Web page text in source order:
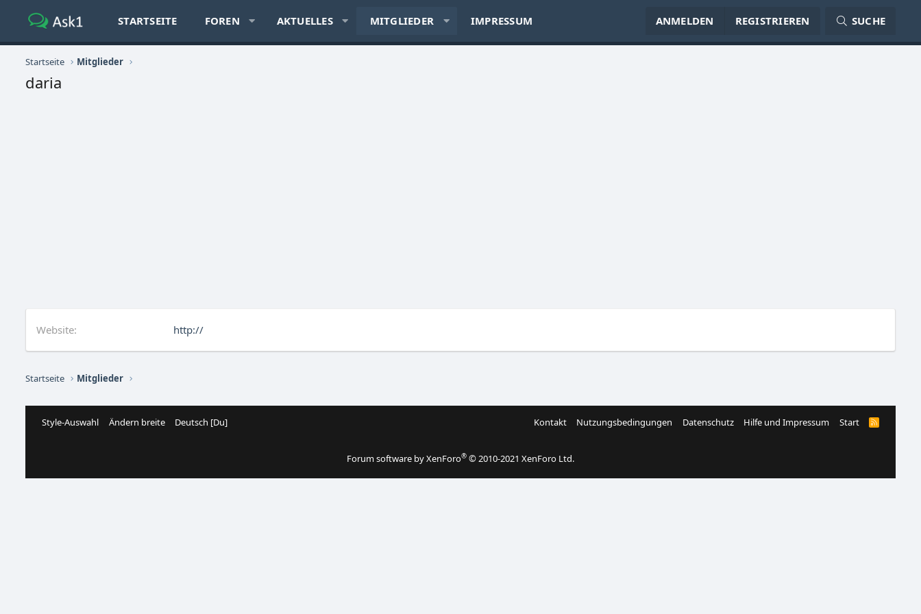
STARTSEITE FOREN AKTUELLES MITGLIEDER IMPRESSUM ANMELDEN REGISTRIEREN SUCHE
Startseite Mitglieder
daria
Website http://
Startseite Mitglieder
Style-Auswahl Ändern breite Deutsch [Du] Kontakt Nutzungsbedingungen Datenschutz Hilfe und Impressum Start
R
Forum software by XenForo® © 2010-2021 XenForo Ltd.